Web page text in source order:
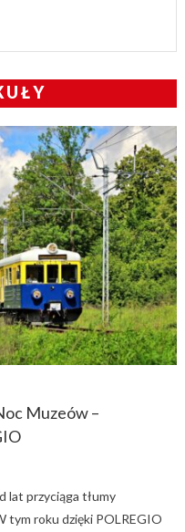
Muzeów –
lat przyciąga tłumy
tym roku dzięki POLREGIO